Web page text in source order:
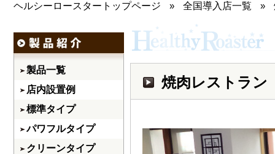
ヘルシーロースタートップページ » 全国導入店一覧 »
製品一覧
店内設置例
標準タイプ
パワフルタイプ
クリーンタイプ
焼肉レストラン